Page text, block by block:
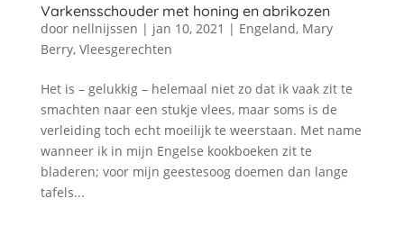
Varkensschouder met honing en abrikozen
door nellnijssen | jan 10, 2021 | Engeland, Mary
Berry, Vleesgerechten
Het is – gelukkig – helemaal niet zo dat ik vaak zit te
smachten naar een stukje vlees, maar soms is de
verleiding toch echt moeilijk te weerstaan. Met name
wanneer ik in mijn Engelse kookboeken zit te
bladeren; voor mijn geestesoog doemen dan lange
tafels...